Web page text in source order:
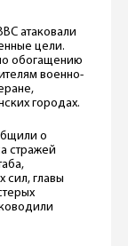
атаковали
цели.
обогащению
военно-
городах.
о
стражей
сил, главы